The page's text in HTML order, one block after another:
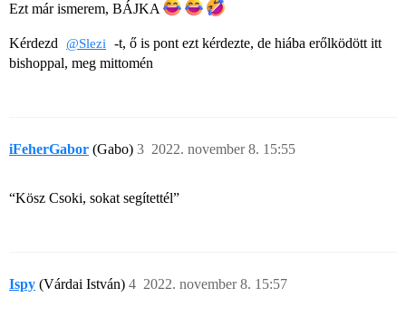
Ezt már ismerem, BÁJKA
Kérdezd @Slezi -t, ő is pont ezt kérdezte, de hiába erőlködött itt
bishoppal, meg mittomén
iFeherGabor (Gabo) 2022. november 8. 15:55
3
“Kösz Csoki, sokat segítettél”
Ispy (Várdai István) 2022. november 8. 15:57
4